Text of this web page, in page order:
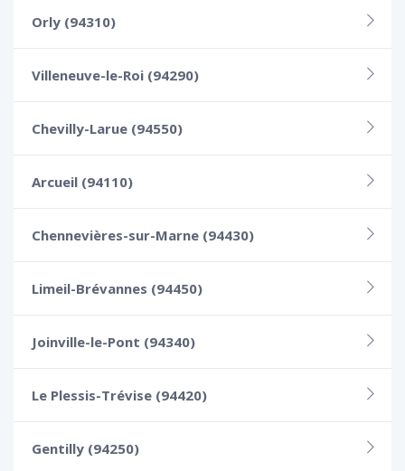
Orly (94310)
Villeneuve-le-Roi (94290)
Chevilly-Larue (94550)
Arcueil (94110)
Chennevières-sur-Marne (94430)
Limeil-Brévannes (94450)
Joinville-le-Pont (94340)
Le Plessis-Trévise (94420)
Gentilly (94250)